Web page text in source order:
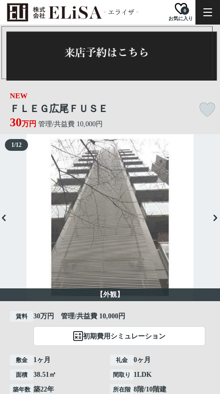
お気に入り
0
NEW
ＦＬＥＧ広尾ＦＵＳＥ
30万円 管理/共益費 10,000円
【外観】
1/12
賃料 30万円 管理/共益費 10,000円
初期費用シミュレーション
敷金 1ヶ月 礼金 0ヶ月
面積 38.51㎡ 間取り 1LDK
築年数 築22年 所在階 8階/10階建